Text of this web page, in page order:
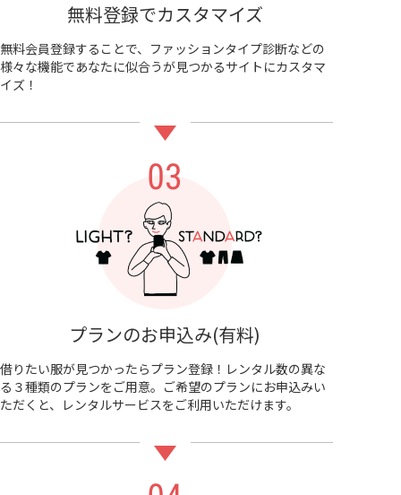
無料登録でカスタマイズ
無料会員登録することで、ファッションタイプ診断などの
様々な機能であなたに似合うが見つかるサイトにカスタマ
イズ！
プランのお申込み(有料)
借りたい服が見つかったらプラン登録！レンタル数の異な
る３種類のプランをご用意。ご希望のプランにお申込みい
ただくと、レンタルサービスをご利用いただけます。